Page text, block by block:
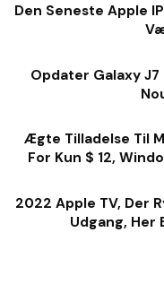
Den Seneste Apple
Opdater Galaxy
Ægte Tilladelse Til
For Kun $ 12,
2022 Apple TV, Der
Udgang, Her